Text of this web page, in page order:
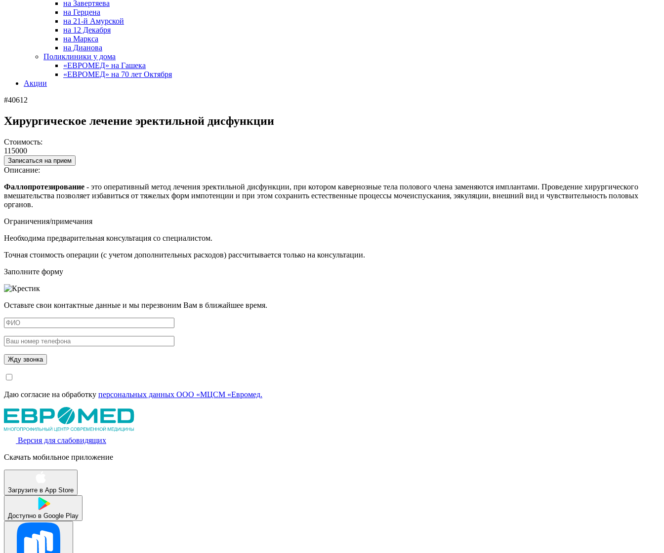
на Завертяева
на Герцена
на 21-й Амурской
на 12 Декабря
на Маркса
на Дианова
Поликлиники у дома
«ЕВРОМЕД» на Гашека
«ЕВРОМЕД» на 70 лет Октября
Акции
#40612
Хирургическое лечение эректильной дисфункции
Стоимость:
115000
Записаться на прием
Описание:
Фаллопротезирование - это оперативный метод лечения эректильной дисфункции, при котором кавернозные тела полового члена заменяются имплантами. Проведение хирургического
вмешательства позволяет избавиться от тяжелых форм импотенции и при этом сохранить естественные процессы мочеиспускания, эякуляции, внешний вид и чувствительность половых
органов.
Ограничения/примечания
Необходима предварительная консультация со специалистом.
Точная стоимость операции (с учетом дополнительных расходов) рассчитывается только на консультации.
Заполните форму
Оставьте свои контактные данные и мы перезвоним Вам в ближайшее время.
Даю согласие на обработку персональных данных ООО «МЦСМ «Евромед.
Версия для слабовидящих
Скачать мобильное приложение
Загрузите в App Store
Доступно в Google Play